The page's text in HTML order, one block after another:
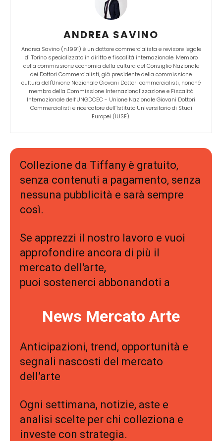
ANDREA SAVINO
Andrea Savino (n.1991) è un dottore commercialista e revisore legale
di Torino specializzato in diritto e fiscalità internazionale. Membro
della commissione economia della cultura del Consiglio Nazionale
dei Dottori Commercialisti, già presidente della commissione
cultura dell'Unione Nazionale Giovani Dottori commercialisti, nonché
membro della Commissione Internazionalizzazione e Fiscalità
Internazionale dell’UNGDCEC - Unione Nazionale Giovani Dottori
Commercialisti e ricercatore dell’Istituto Universitario di Studi
Europei (IUSE).
Collezione da Tiffany è gratuito,
senza contenuti a pagamento, senza
nessuna pubblicità e sarà sempre
così.
Se apprezzi il nostro lavoro e vuoi
approfondire ancora di più il
mercato dell'arte,
puoi sostenerci abbonandoti a
News Mercato Arte
Anticipazioni, trend, opportunità e
segnali nascosti del mercato
dell’arte
Ogni settimana, notizie, aste e
analisi scelte per chi colleziona e
investe con strategia.